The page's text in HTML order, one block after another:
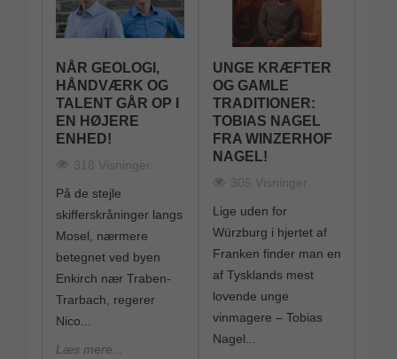
NÅR GEOLOGI,
HÅNDVÆRK OG
TALENT GÅR OP I
EN HØJERE
ENHED!
318 Visninger
På de stejle
skifferskråninger langs
Mosel, nærmere
betegnet ved byen
Enkirch nær Traben-
Trarbach, regerer
Nico...
Læs mere...
UNGE KRÆFTER
OG GAMLE
TRADITIONER:
TOBIAS NAGEL
FRA WINZERHOF
NAGEL!
305 Visninger
Lige uden for
Würzburg i hjertet af
Franken finder man en
af Tysklands mest
lovende unge
vinmagere – Tobias
Nagel...